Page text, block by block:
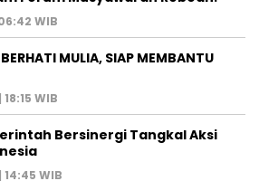
WIB
MULIA, SIAP MEMBANTU
WIB
Bersinergi Tangkal Aksi
WIB